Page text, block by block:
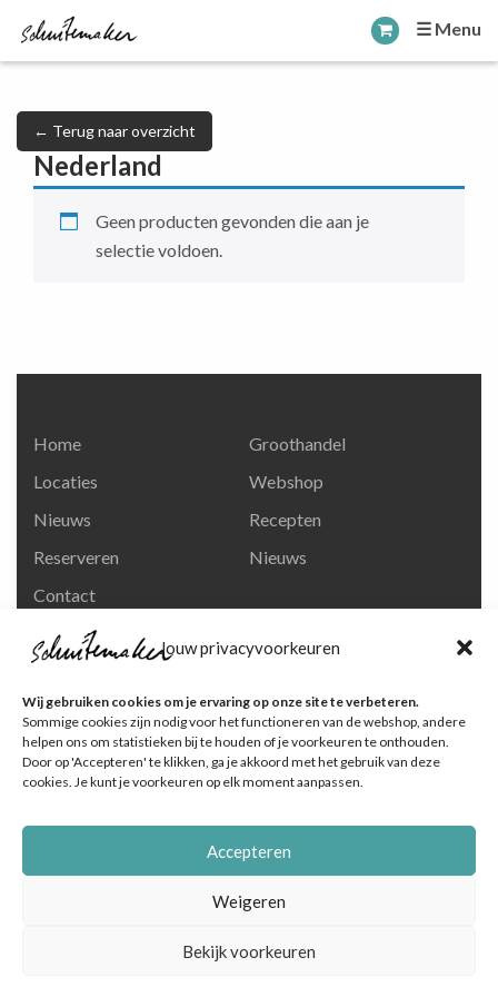
Jouw privacyvoorkeuren
Wij gebruiken cookies om je ervaring op onze site te verbeteren.
Sommige cookies zijn nodig voor het functioneren van de webshop, andere
helpen ons om statistieken bij te houden of je voorkeuren te onthouden.
Door op 'Accepteren' te klikken, ga je akkoord met het gebruik van deze
cookies. Je kunt je voorkeuren op elk moment aanpassen.
Accepteren
Weigeren
Bekijk voorkeuren
☰ Menu
← Terug naar overzicht
Nederland
Geen producten gevonden die aan je
selectie voldoen.
Home
Locaties
Nieuws
Reserveren
Contact
Privacy en
persoonsgegevens
Groothandel
Webshop
Recepten
Nieuws
Ga naar onze pagina
Volg ons op Instagram
Ga naar onze pagina
© Schuitemaker Vis , foto's zijn o.a. van het Nederlands